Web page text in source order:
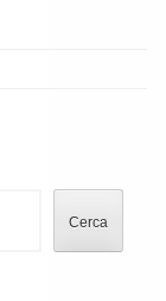
Cerca